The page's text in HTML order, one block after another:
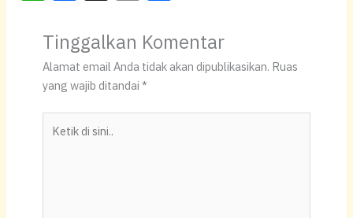
at
s
A
p
p
c
e
b
o
o
p
y
Li
n
ar
e
Tinggalkan Komentar
Alamat email Anda tidak akan dipublikasikan. Ruas
yang wajib ditandai *